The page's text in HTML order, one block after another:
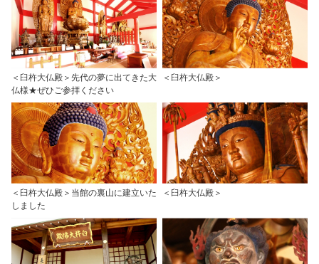
＜臼杵大仏殿＞先代の夢に出てきた大
仏様★ぜひご参拝ください
＜臼杵大仏殿＞
＜臼杵大仏殿＞当館の裏山に建立いた
しました
＜臼杵大仏殿＞